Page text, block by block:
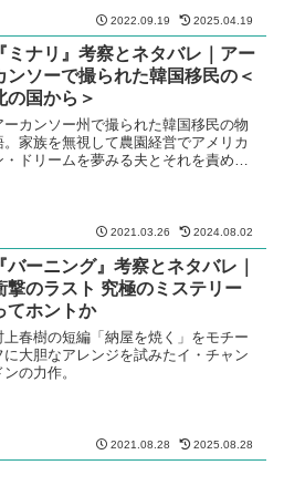
2022.09.19 2025.04.19
『ミナリ』考察とネタバレ｜アー
ンソーで撮られた韓国移民の＜
の国から＞
ーカンソー州で撮られた韓国移民の物
。家族を無視して農園経営でアメリカ
・ドリームを夢みる夫とそれを責めた
2021.03.26 2024.08.02
『バーニング』考察とネタバレ｜
撃のラスト 究極のミステリー
てホントか
上春樹の短編「納屋を焼く」をモチー
に大胆なアレンジを試みたイ・チャン
ンの力作。
2021.08.28 2025.08.28